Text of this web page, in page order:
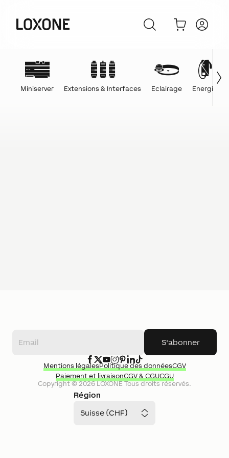
Miniserver Extensions & Interfaces Eclairage Energie
S'abonner
Région
Suisse (CHF)
Copyright ©2026LOXONETous droits réservés.
Mentions légalesPolitique des donnéesCGV
Paiement et livraisonCGV & CGUCGU